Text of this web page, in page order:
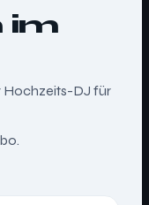
im
Hochzeits-DJ für